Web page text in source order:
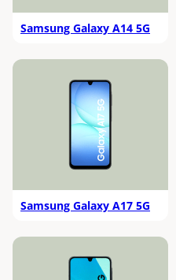
Samsung Galaxy A14 5G
Samsung Galaxy A17 5G